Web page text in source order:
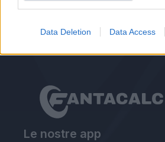
Data Deletion Data Access
Redazione Fantacalcio.it
Le nostre app